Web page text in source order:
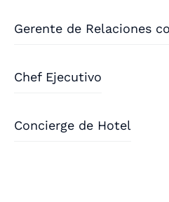
Gerente de Relaciones
Chef Ejecutivo
Concierge de Hotel